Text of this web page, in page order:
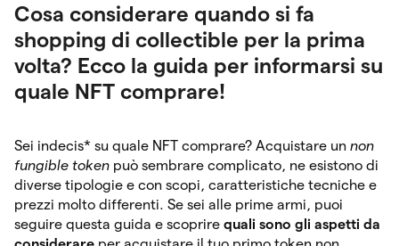
Cosa considerare quando si fa
shopping di collectible per la prima
volta? Ecco la guida per informarsi su
quale NFT comprare!
Sei indecis* su quale NFT comprare? Acquistare un non
fungible token può sembrare complicato, ne esistono di
diverse tipologie e con scopi, caratteristiche tecniche e
prezzi molto differenti. Se sei alle prime armi, puoi
seguire questa guida e scoprire quali sono gli aspetti da